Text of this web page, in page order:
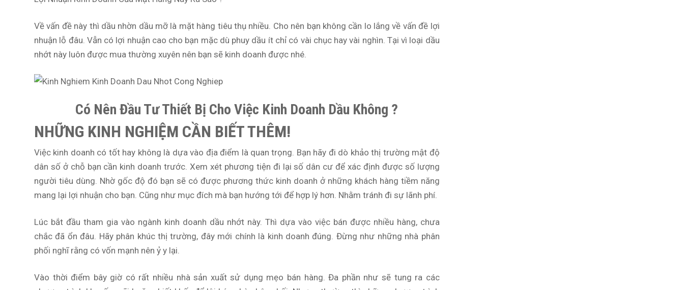
Về vấn đề này thì dầu nhờn dầu mỡ là mặt hàng tiêu thụ nhiều. Cho nên bạn không cần lo lắng về vấn đề lợi
nhuận lỗ đâu. Vẫn có lợi nhuận cao cho bạn mặc dù phuy dầu ít chỉ có vài chục hay vài nghìn. Tại vì loại dầu
nhớt này luôn được mua thường xuyên nên bạn sẽ kinh doanh được nhé.
Có Nên Đầu Tư Thiết Bị Cho Việc Kinh Doanh Dầu Không ?
NHỮNG KINH NGHIỆM CẦN BIẾT THÊM!
Việc kinh doanh có tốt hay không là dựa vào địa điểm là quan trọng. Bạn hãy đi dò khảo thị trường mật độ
dân số ở chỗ bạn cần kinh doanh trước. Xem xét phương tiện đi lại số dân cư để xác định được số lượng
người tiêu dùng. Nhờ gốc độ đó bạn sẽ có được phương thức kinh doanh ở những khách hàng tiềm năng
mang lại lợi nhuận cho bạn. Cũng như mục đích mà bạn hướng tới để hợp lý hơn. Nhằm tránh đi sự lãnh phí.
Lúc bắt đầu tham gia vào ngành kinh doanh dầu nhớt này. Thì dựa vào việc bán được nhiều hàng, chưa
chắc đã ổn đâu. Hãy phân khúc thị trường, đây mới chính là kinh doanh đúng. Đừng như những nhà phân
phối nghĩ rằng có vốn mạnh nên ỷ y lại.
Vào thời điểm bây giờ có rất nhiều nhà sản xuất sử dụng mẹo bán hàng. Đa phần như sẽ tung ra các